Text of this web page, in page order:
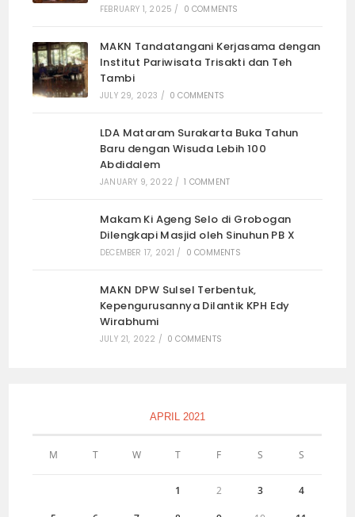
FEBRUARY 1, 2025 / 0 COMMENTS
MAKN Tandatangani Kerjasama dengan
Institut Pariwisata Trisakti dan Teh
Tambi
JULY 29, 2023 / 0 COMMENTS
LDA Mataram Surakarta Buka Tahun
Baru dengan Wisuda Lebih 100
Abdidalem
JANUARY 9, 2022 / 1 COMMENT
Makam Ki Ageng Selo di Grobogan
Dilengkapi Masjid oleh Sinuhun PB X
DECEMBER 17, 2021 / 0 COMMENTS
MAKN DPW Sulsel Terbentuk,
Kepengurusannya Dilantik KPH Edy
Wirabhumi
JULY 21, 2022 / 0 COMMENTS
APRIL 2021
M T W T F S S
1 2 3 4